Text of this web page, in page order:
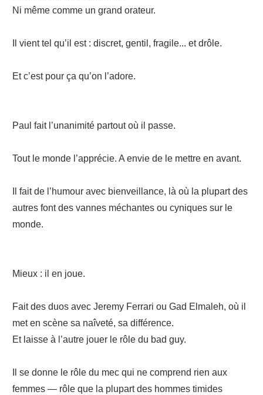
Ni même comme un grand orateur.
Il vient tel qu’il est : discret, gentil, fragile... et drôle.
Et c’est pour ça qu’on l’adore.
Paul fait l’unanimité partout où il passe.
Tout le monde l’apprécie. A envie de le mettre en avant.
Il fait de l’humour avec bienveillance, là où la plupart des
autres font des vannes méchantes ou cyniques sur le
monde.
Mieux : il en joue.
Fait des duos avec Jeremy Ferrari ou Gad Elmaleh, où il
met en scène sa naîveté, sa différence.
Et laisse à l’autre jouer le rôle du bad guy.
Il se donne le rôle du mec qui ne comprend rien aux
femmes — rôle que la plupart des hommes timides